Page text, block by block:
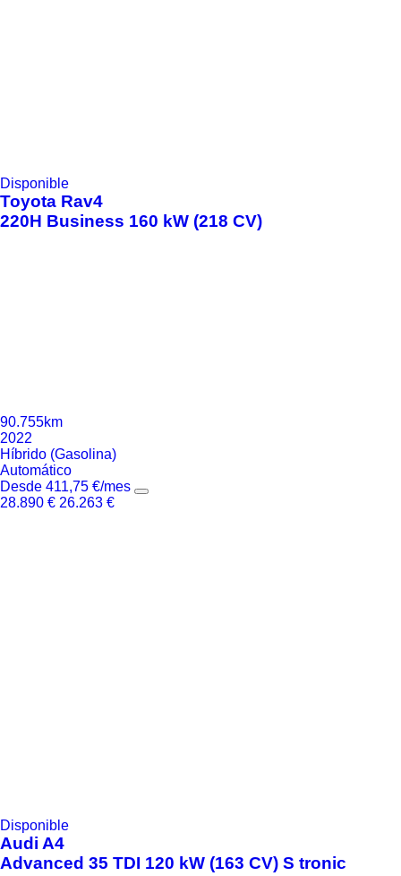
Disponible
Toyota Rav4
220H Business 160 kW (218 CV)
90.755km
2022
Híbrido (Gasolina)
Automático
Desde 411,75 €/mes
28.890 € 26.263 €
Disponible
Audi A4
Advanced 35 TDI 120 kW (163 CV) S tronic